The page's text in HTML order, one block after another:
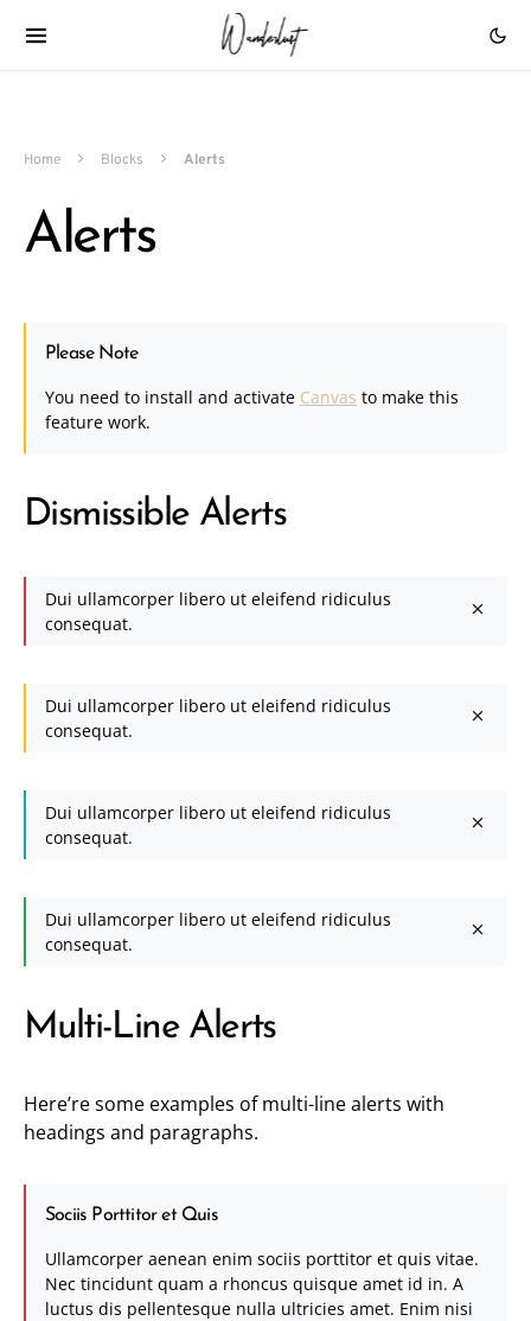
Home Blocks Alerts
Alerts
Please Note
You need to install and activate Canvas to make this
feature work.
Dismissible Alerts
Dui ullamcorper libero ut eleifend ridiculus
consequat.
Dui ullamcorper libero ut eleifend ridiculus
consequat.
Dui ullamcorper libero ut eleifend ridiculus
consequat.
Dui ullamcorper libero ut eleifend ridiculus
consequat.
Multi-Line Alerts
Here’re some examples of multi-line alerts with
headings and paragraphs.
Sociis Porttitor et Quis
Ullamcorper aenean enim sociis porttitor et quis vitae.
Nec tincidunt quam a rhoncus quisque amet id in. A
luctus dis pellentesque nulla ultricies amet. Enim nisi